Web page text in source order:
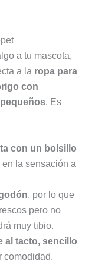
a tu mascota,
a la ropa para
con
. Es
con un bolsillo
la sensación a
, por lo que
pero no
muy tibio.
al tacto, sencillo
comodidad.